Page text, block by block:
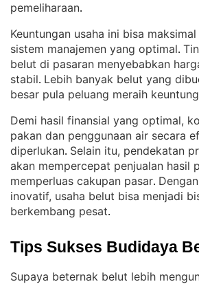
pemeliharaan.
Keuntungan usaha ini bisa
sistem manajemen yang optimal.
belut di pasaran menyebabkan
stabil. Lebih banyak belut yang
besar pula peluang meraih
Demi hasil finansial yang optimal,
pakan dan penggunaan air secara
diperlukan. Selain itu, pendekatan
akan mempercepat penjualan hasil
memperluas cakupan pasar.
inovatif, usaha belut bisa menjadi
berkembang pesat.
Tips Sukses Budidaya
Supaya beternak belut lebih